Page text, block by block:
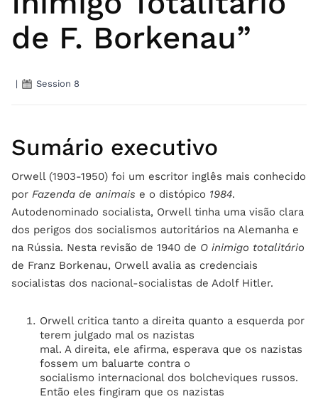
de F. Borkenau”
| Session 8
Sumário executivo
Orwell (1903-1950) foi um escritor inglês mais conhecido
por Fazenda de animais e o distópico 1984.
Autodenominado socialista, Orwell tinha uma visão clara
dos perigos dos socialismos autoritários na Alemanha e
na Rússia. Nesta revisão de 1940 de O inimigo totalitário
de Franz Borkenau, Orwell avalia as credenciais
socialistas dos nacional-socialistas de Adolf Hitler.
Orwell critica tanto a direita quanto a esquerda por
terem julgado mal os nazistas
mal. A direita, ele afirma, esperava que os nazistas
fossem um baluarte contra o
socialismo internacional dos bolcheviques russos.
Então eles fingiram que os nazistas